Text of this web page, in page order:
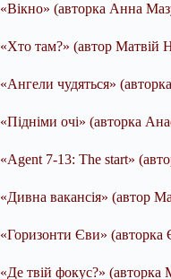
«Вікно» (авторка Анна
«Хто там?» (автор Матвій
«Ангели чудяться»
«Підніми очі» (авторка
«Agent 7-13: The start»
«Дивна вакансія» (автор
«Горизонти Єви» (авторка
«Де твій фокус?» (авторка